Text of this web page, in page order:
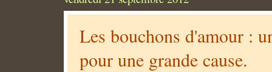
Les bouchons d'amour :
pour une grande cause.